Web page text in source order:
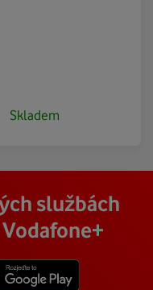
Skladem
službách